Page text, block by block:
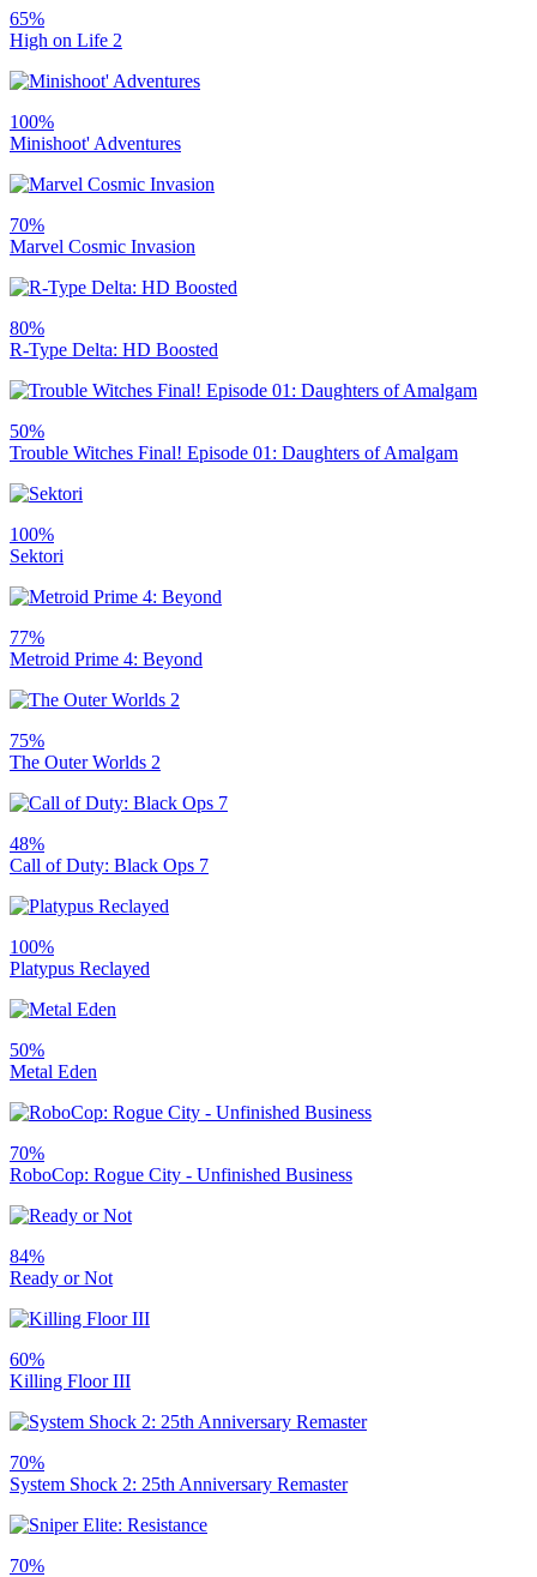
65%
High on Life 2
100%
Minishoot' Adventures
70%
Marvel Cosmic Invasion
80%
R-Type Delta: HD Boosted
50%
Trouble Witches Final! Episode 01: Daughters of Amalgam
100%
Sektori
77%
Metroid Prime 4: Beyond
75%
The Outer Worlds 2
48%
Call of Duty: Black Ops 7
100%
Platypus Reclayed
50%
Metal Eden
70%
RoboCop: Rogue City - Unfinished Business
84%
Ready or Not
60%
Killing Floor III
70%
System Shock 2: 25th Anniversary Remaster
70%